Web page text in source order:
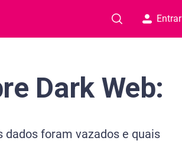
Entrar
Dark Web:
dados foram vazados e quais